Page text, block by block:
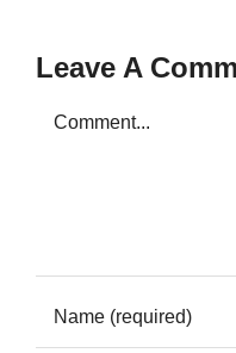
Leave A
Comment